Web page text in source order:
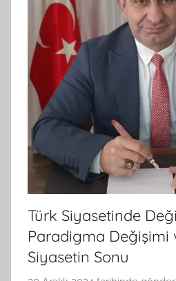
Türk Siyasetinde
Paradigma Değişimi
Siyasetin Sonu